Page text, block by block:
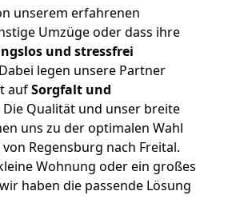
unserem erfahrenen
Umzüge oder dass ihre
und stressfrei
legen unsere Partner
aufSorgfalt und
Die Qualität und unser breite
uns zu der optimalen Wahl
Regensburg nach Freital.
Wohnung oder ein großes
haben die passende Lösung